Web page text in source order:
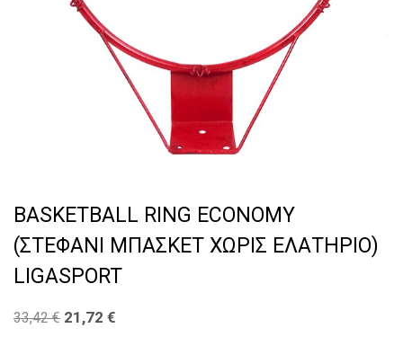
BASKETBALL RING ECONOMY
(ΣΤΕΦΑΝΙ ΜΠΑΣΚΕΤ ΧΩΡΙΣ ΕΛΑΤΗΡΙΟ)
LIGASPORT
33,42€ 21,72 €